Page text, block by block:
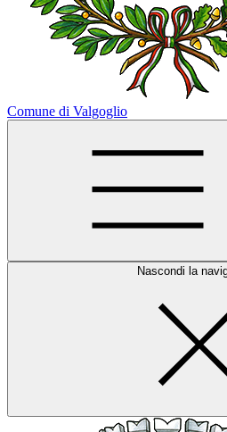
Comune di Valgoglio
Nascondi la